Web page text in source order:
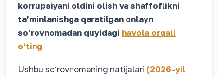
korrupsiyani oldini olish va shaffoflikni
ta’minlanishga qaratilgan onlayn
so‘rovnomadan quyidagi havola orqali
o‘ting
Ushbu so‘rovnomaning natijalari (2026-yil